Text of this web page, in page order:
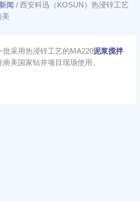
闻 / 西安科迅（KOSUN）热浸锌工艺
美
批采用热浸锌工艺的MA220泥浆搅拌
美国家钻井项目现场使用。